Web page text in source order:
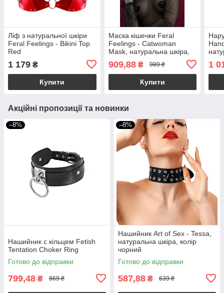
Ліф з натуральної шкіри
Feral Feelings - Bikini Top
Red
1 179 ₴
Купити
Маска кішечки Feral
Feelings - Catwoman
Mask, натуральна шкіра,
909,88₴ 989 ₴
Купити
1
Акційні пропозиції та новинки
–8%
Нашийник c кільцем Fetish
Tentation Choker Ring
Готово до відправки
799,48 ₴ 869 ₴
–8%
Нашийник Art of Sex - Tessa,
натуральна шкіра, колір
чорний
Готово до відправки
587,88 ₴ 639 ₴